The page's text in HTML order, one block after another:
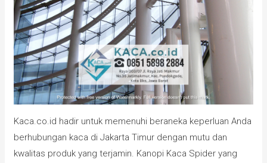
Kaca.co.id hadir untuk memenuhi beraneka keperluan Anda
berhubungan kaca di Jakarta Timur dengan mutu dan
kwalitas produk yang terjamin. Kanopi Kaca Spider yang